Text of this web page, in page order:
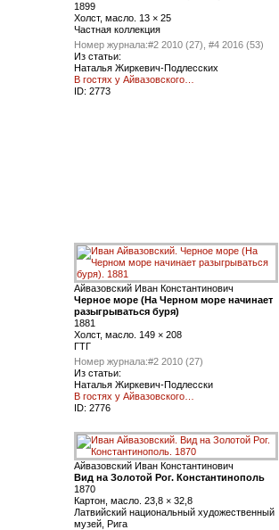
1899
Холст, масло. 13 × 25
Частная коллекция
Номер журнала:#2 2010 (27), #4 2016 (53)
Из статьи:
Наталья Жиркевич-Подлесских
В гостях у Айвазовского…
ID: 2773
Айвазовский Иван Константинович
Черное море (На Черном море начинает
разыгрываться буря)
1881
Холст, масло. 149 × 208
ГТГ
Номер журнала:#2 2010 (27)
Из статьи:
Наталья Жиркевич-Подлесски
В гостях у Айвазовского…
ID: 2776
Айвазовский Иван Константинович
Вид на Золотой Рог. Константинополь
1870
Картон, масло. 23,8 × 32,8
Латвийский национальный художественный
музей, Рига